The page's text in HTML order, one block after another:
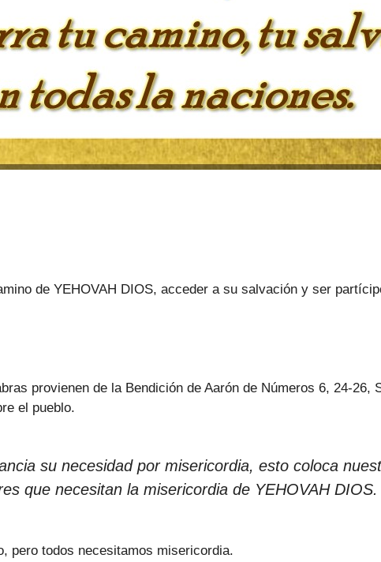
de YEHOVAH DIOS, acceder a su salvación y ser
provienen de la Bendición de Aarón de Números 6, 24-26,
el pueblo.
su necesidad por misericordia, esto coloca
que necesitan la misericordia de YEHOVAH DIOS.
pero todos necesitamos misericordia.